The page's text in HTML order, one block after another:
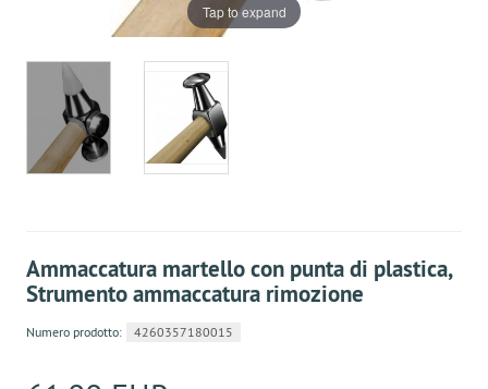
Tap to expand
Ammaccatura martello con punta di plastica,
Strumento ammaccatura rimozione
Numero prodotto: 4260357180015